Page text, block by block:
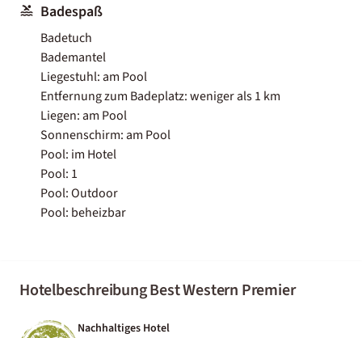
Badespaß
Badetuch
Bademantel
Liegestuhl: am Pool
Entfernung zum Badeplatz: weniger als 1 km
Liegen: am Pool
Sonnenschirm: am Pool
Pool: im Hotel
Pool: 1
Pool: Outdoor
Pool: beheizbar
Hotelbeschreibung Best Western Premier
Nachhaltiges Hotel